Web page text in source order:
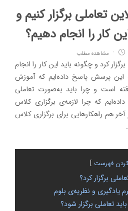
تعاملی برگزار کنیم و
کار را انجام دهیم؟
مشاهده مطلب
کرد و چگونه باید این کار را انجام
این پرسش پاسخ داده‌ایم که آموزش
است و چرا باید به‌صورت تعاملی
که چرا لازمه‌ی برگزاری کلاس
هم راهکارهایی برای برگزاری کلاس
فهرست
برگزار کرد؟
یادگیری و نظریه‌ی بلوم
تعاملی برگزار شود؟